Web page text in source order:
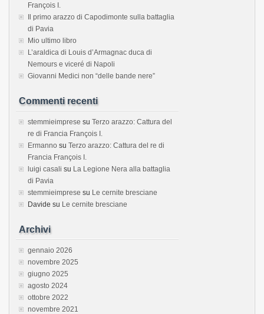
François I.
Il primo arazzo di Capodimonte sulla battaglia
di Pavia
Mio ultimo libro
L’araldica di Louis d’Armagnac duca di
Nemours e viceré di Napoli
Giovanni Medici non “delle bande nere”
Commenti recenti
stemmieimprese su Terzo arazzo: Cattura del
re di Francia François I.
Ermanno su Terzo arazzo: Cattura del re di
Francia François I.
luigi casali su La Legione Nera alla battaglia
di Pavia
stemmieimprese su Le cernite bresciane
Davide su Le cernite bresciane
Archivi
gennaio 2026
novembre 2025
giugno 2025
agosto 2024
ottobre 2022
novembre 2021